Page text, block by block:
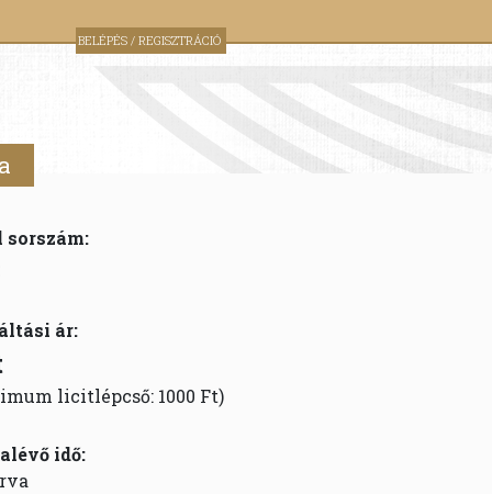
BELÉPÉS / REGISZTRÁCIÓ
sorszám:
ár:
licitlépcső: 1000 Ft)
idő: